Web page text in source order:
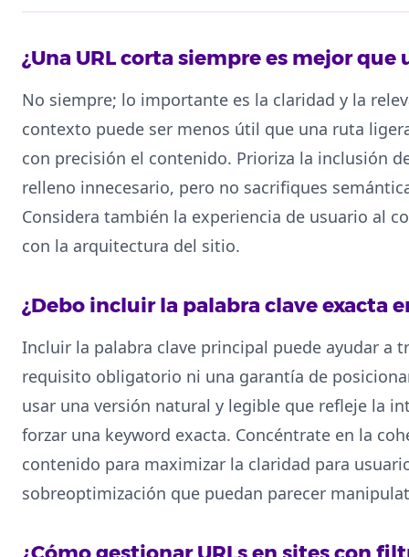
¿Una URL corta siempre es mejor que
No siempre; lo importante es la claridad y la
contexto puede ser menos útil que una ruta
con precisión el contenido. Prioriza la inclusión
relleno innecesario, pero no sacrifiques
Considera también la experiencia de usuario al
con la arquitectura del sitio.
¿Debo incluir la palabra clave exacta
Incluir la palabra clave principal puede ayudar a
requisito obligatorio ni una garantía de
usar una versión natural y legible que refleje la
forzar una keyword exacta. Concéntrate en la
contenido para maximizar la claridad para
sobreoptimización que puedan parecer